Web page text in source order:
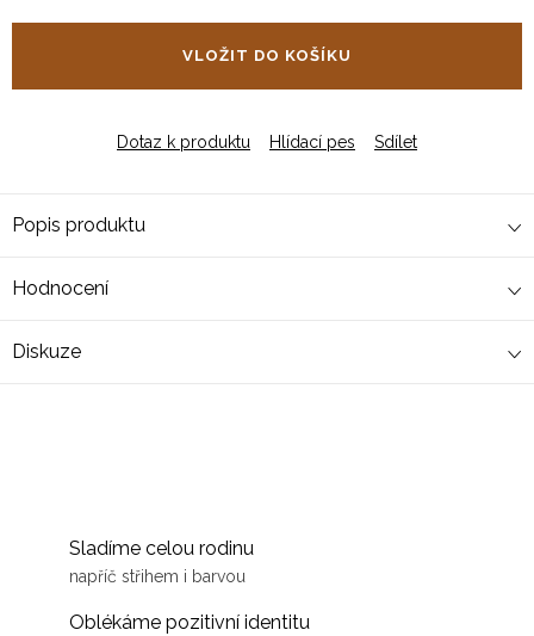
VLOŽIT DO KOŠÍKU
Dotaz k produktu Hlídací pes Sdílet
Popis produktu
Hodnocení
Diskuze
Sladíme celou rodinu
napříč střihem i barvou
Oblékáme pozitivní identitu